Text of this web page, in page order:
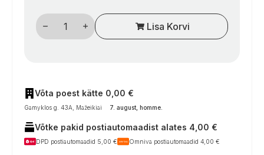
Carbest
LED
sieninis
mm)
kogus
Lisa Korvi
Võta poest kätte 0,00 €
Gamyklos g. 43A, Mažeikiai 7. august, homme.
Võtke pakid postiautomaadist alates 4,00 €
DPD postiautomaadid 5,00 € Omniva postiautomaadid 4,00 €